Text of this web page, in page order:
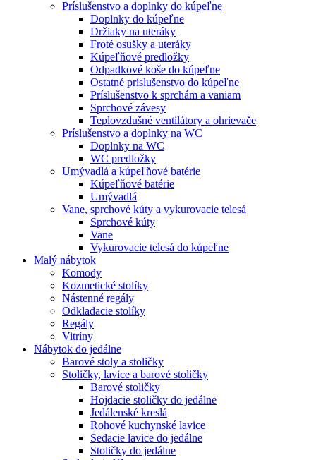
Príslušenstvo a doplnky do kúpeľne
Doplnky do kúpeľne
Držiaky na uteráky
Froté osušky a uteráky
Kúpeľňové predložky
Odpadkové koše do kúpeľne
Ostatné príslušenstvo do kúpeľne
Príslušenstvo k sprchám a vaniam
Sprchové závesy
Teplovzdušné ventilátory a ohrievače
Príslušenstvo a doplnky na WC
Doplnky na WC
WC predložky
Umývadlá a kúpeľňové batérie
Kúpeľňové batérie
Umývadlá
Vane, sprchové kúty a vykurovacie telesá
Sprchové kúty
Vane
Vykurovacie telesá do kúpeľne
Malý nábytok
Komody
Kozmetické stolíky
Nástenné regály
Odkladacie stolíky
Regály
Vitríny
Nábytok do jedálne
Barové stoly a stoličky
Stoličky, lavice a barové stoličky
Barové stoličky
Hojdacie stoličky do jedálne
Jedálenské kreslá
Rohové kuchynské lavice
Sedacie lavice do jedálne
Stoličky do jedálne